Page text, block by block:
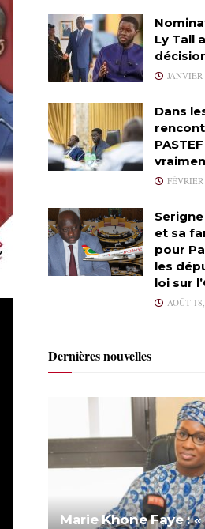
Ly Tall
JANVIER
Dans
et sa
pour
les
loi sur
AOÛT
Dernières nouvelles
Marie Khone Faye :